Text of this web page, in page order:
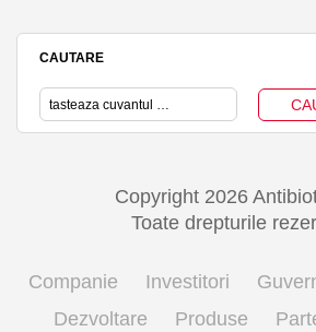
CAUTARE
Copyright 2026
Toate drepturile
Companie Investitori
Dezvoltare
Produse